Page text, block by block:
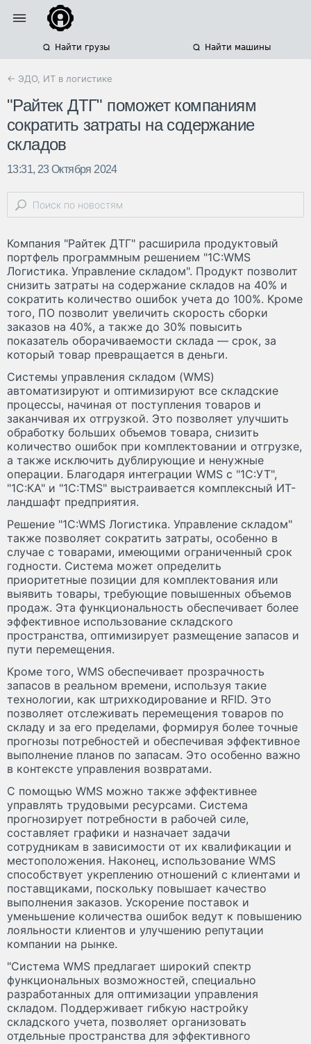
Найти грузы Найти машины
← ЭДО, ИТ в логистике
"Райтек ДТГ" поможет компаниям
сократить затраты на содержание
складов
13:31, 23 Октября 2024
Компания "Райтек ДТГ" расширила продуктовый
портфель программным решением "1С:WMS
Логистика. Управление складом". Продукт позволит
снизить затраты на содержание складов на 40% и
сократить количество ошибок учета до 100%. Кроме
того, ПО позволит увеличить скорость сборки
заказов на 40%, а также до 30% повысить
показатель оборачиваемости склада — срок, за
который товар превращается в деньги.
Системы управления складом (WMS)
автоматизируют и оптимизируют все складские
процессы, начиная от поступления товаров и
заканчивая их отгрузкой. Это позволяет улучшить
обработку больших объемов товара, снизить
количество ошибок при комплектовании и отгрузке,
а также исключить дублирующие и ненужные
операции. Благодаря интеграции WMS с "1С:УТ",
"1С:КА" и "1С:TMS" выстраивается комплексный ИТ-
ландшафт предприятия.
Решение "1С:WMS Логистика. Управление складом"
также позволяет сократить затраты, особенно в
случае с товарами, имеющими ограниченный срок
годности. Система может определить
приоритетные позиции для комплектования или
выявить товары, требующие повышенных объемов
продаж. Эта функциональность обеспечивает более
эффективное использование складского
пространства, оптимизирует размещение запасов и
пути перемещения.
Кроме того, WMS обеспечивает прозрачность
запасов в реальном времени, используя такие
технологии, как штрихкодирование и RFID. Это
позволяет отслеживать перемещения товаров по
складу и за его пределами, формируя более точные
прогнозы потребностей и обеспечивая эффективное
выполнение планов по запасам. Это особенно важно
в контексте управления возвратами.
С помощью WMS можно также эффективнее
управлять трудовыми ресурсами. Система
прогнозирует потребности в рабочей силе,
составляет графики и назначает задачи
сотрудникам в зависимости от их квалификации и
местоположения. Наконец, использование WMS
способствует укреплению отношений с клиентами и
поставщиками, поскольку повышает качество
выполнения заказов. Ускорение поставок и
уменьшение количества ошибок ведут к повышению
лояльности клиентов и улучшению репутации
компании на рынке.
"Система WMS предлагает широкий спектр
функциональных возможностей, специально
разработанных для оптимизации управления
складом. Поддерживает гибкую настройку
складского учета, позволяет организовать
отдельные пространства для эффективного